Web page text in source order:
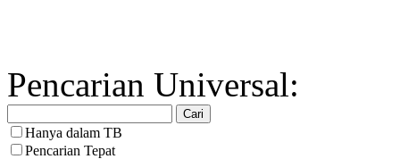
Pencarian Universal:
Hanya dalam TB
Pencarian Tepat